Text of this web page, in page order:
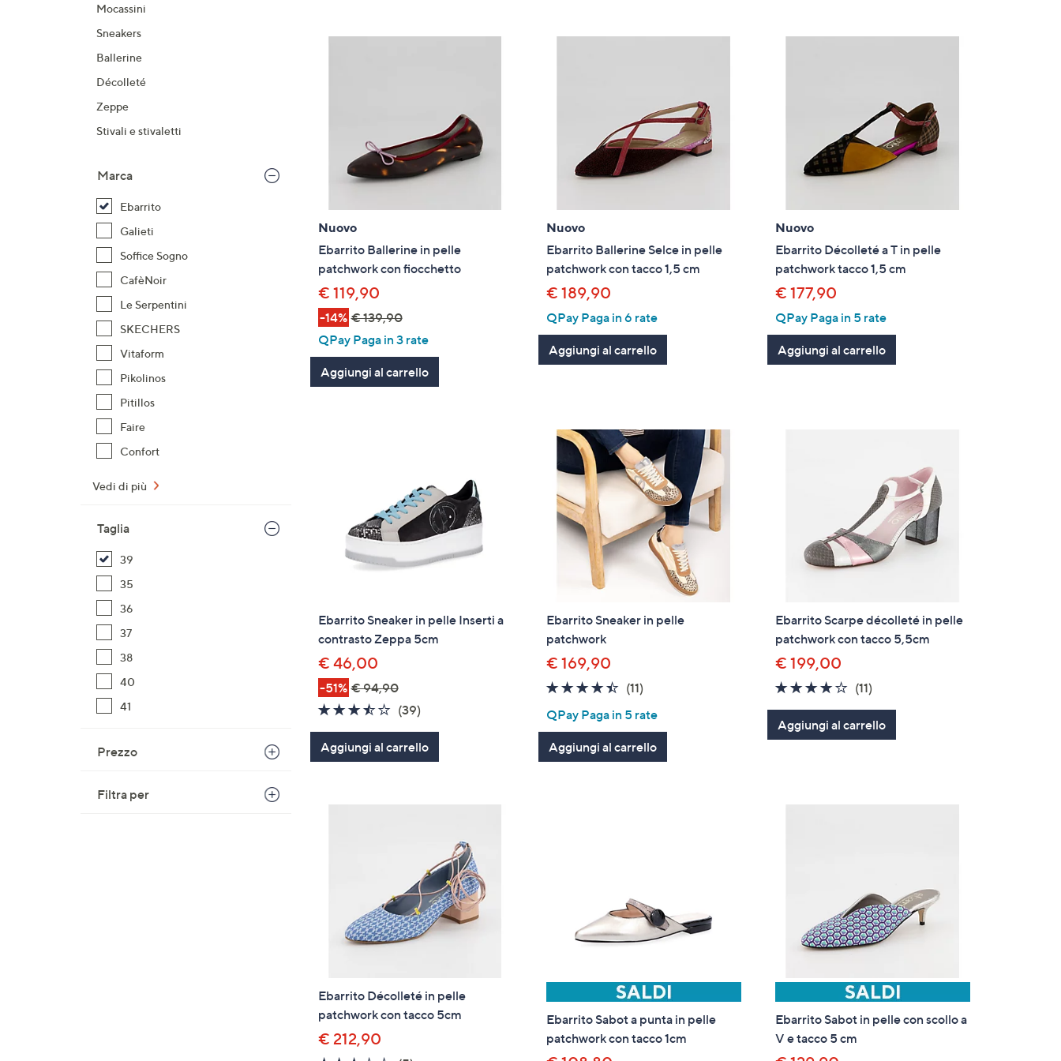
consultarli.
prodotti
Mocassini
Sneakers
Ballerine
Décolleté
Zeppe
Stivali e stivaletti
Marca
Ebarrito
Galieti
Soffice Sogno
CafèNoir
Le Serpentini
SKECHERS
Vitaform
Pikolinos
Pitillos
Faire
Confort
Vedi di più
Taglia
39
35
36
37
38
40
41
Prezzo
Filtra per
Nuovo
Ebarrito Ballerine in pelle
patchwork con fiocchetto
€ 119,90
-14% € 139,90
QPay Paga in 3 rate
Aggiungi al carrello
Nuovo
Ebarrito Ballerine Selce in pelle
patchwork con tacco 1,5 cm
€ 189,90
QPay Paga in 6 rate
Aggiungi al carrello
Nuovo
Ebarrito Décolleté a T in pelle
patchwork tacco 1,5 cm
€ 177,90
QPay Paga in 5 rate
Aggiungi al carrello
Ebarrito Sneaker in pelle Inserti a
contrasto Zeppa 5cm
€ 46,00
-51% € 94,90
3.4
of
5
Stars
(39)39
Recensioni
Aggiungi al carrello
Ebarrito Sneaker in pelle
patchwork
€ 169,90
4.4
Stars
(11)
QPay Paga in 5 rate
Aggiungi al carrello
Ebarrito Scarpe décolleté in pelle
patchwork con tacco 5,5cm
€ 199,00
4.1
of
5
Stars
(11)
Recensioni
Aggiungi al carrello
Ebarrito Décolleté in pelle
patchwork con tacco 5cm
€ 212,90
Ebarrito Sabot a punta in pelle
patchwork con tacco 1cm
Ebarrito Sabot in pelle con scollo a
V e tacco 5 cm